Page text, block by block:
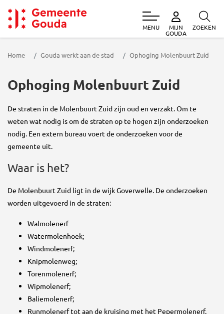
Gemeente Gouda
MENU MIJN
GOUDA
ZOEKEN
Home Gouda werkt aan de stad Ophoging Molenbuurt Zuid
Ophoging Molenbuurt Zuid
De straten in de Molenbuurt Zuid zijn oud en verzakt. Om te
weten wat nodig is om de straten op te hogen zijn onderzoeken
nodig. Een extern bureau voert de onderzoeken voor de
gemeente uit.
Waar is het?
De Molenbuurt Zuid ligt in de wijk Goverwelle. De onderzoeken
worden uitgevoerd in de straten:
Walmolenerf
Watermolenhoek;
Windmolenerf;
Knipmolenweg;
Torenmolenerf;
Wipmolenerf;
Baliemolenerf;
Runmolenerf tot aan de kruising met het Pepermolenerf.